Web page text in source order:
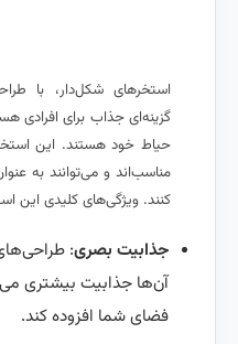
استخرهای شکل‌دار، با
گزینه‌ای جذاب برای افرادی
حیاط خود هستند. این
مناسب‌اند و می‌توانند به
کنند. ویژگی‌های کلیدی این
جذابیت بصری:
آن‌ها جذابیت بیشتری
فضای شما افزوده کند.